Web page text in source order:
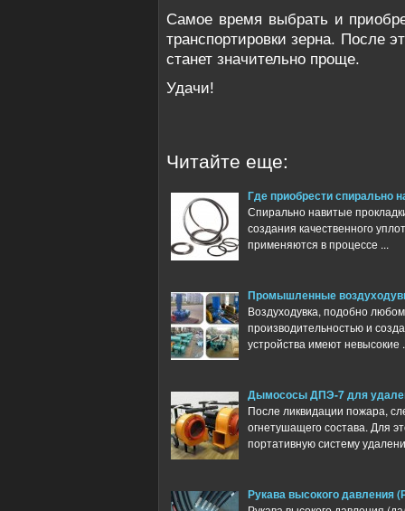
Самое время выбрать и
транспортировки зерна. После
станет значительно проще.
Удачи!
Читайте еще:
Где приобрести спирально
Спирально навитые
создания качественного
применяются в процессе ...
Промышленные
Воздуходувка, подобно
производительностью и
устройства имеют невысокие
Дымососы ДПЭ-7 для
После ликвидации пожара,
огнетушащего состава. Для
портативную систему
Рукава высокого давления